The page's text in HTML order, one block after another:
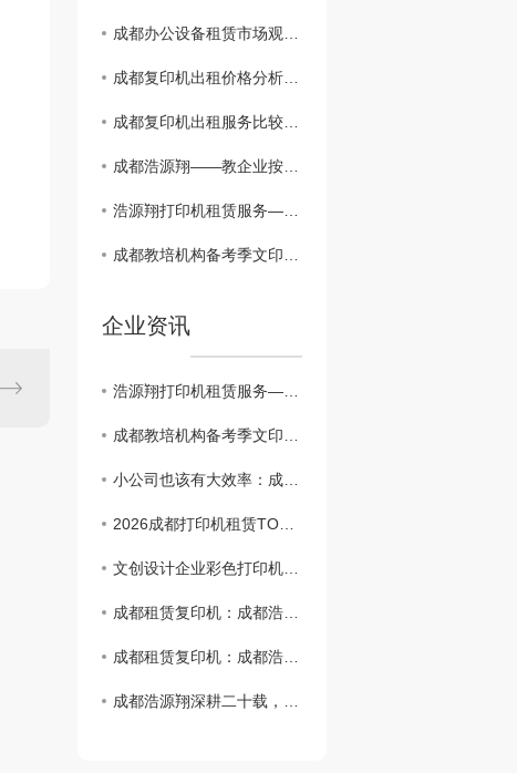
成都办公设备租赁市场观察：企业降本增效的5个关键趋势
成都复印机出租价格分析及市场趋势预测
成都复印机出租服务比较：找到适合您的商业需求
成都浩源翔——教企业按需挑选适配打印机租赁机型
浩源翔打印机租赁服务——成都电商企业案例分享
成都教培机构备考季文印告急？浩源翔租赁让试卷讲义不断档
企业资讯
浩源翔打印机租赁服务——成都电商企业案例分享
成都教培机构备考季文印告急？浩源翔租赁让试卷讲义不断档
小公司也该有大效率：成都浩源翔租赁方案推荐
2026成都打印机租赁TOP靠谱服务商推荐与选型避坑指南
文创设计企业彩色打印机租赁：成都浩源翔高还原度方案助力提案通过率提升
成都租赁复印机：成都浩源翔助你开启美好办公的智慧之选
成都租赁复印机：成都浩源翔助你开启美好办公的智慧之选
成都浩源翔深耕二十载，服务千余家！